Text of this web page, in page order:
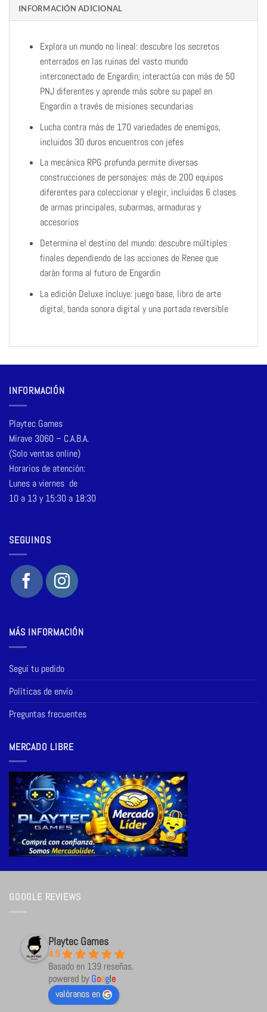
INFORMACIÓN ADICIONAL
Explora un mundo no lineal: descubre los secretos
enterrados en las ruinas del vasto mundo
interconectado de Engardin; interactúa con más de 50
PNJ diferentes y aprende más sobre su papel en
Engardin a través de misiones secundarias
Lucha contra más de 170 variedades de enemigos,
incluidos 30 duros encuentros con jefes
La mecánica RPG profunda permite diversas
construcciones de personajes: más de 200 equipos
diferentes para coleccionar y elegir, incluidas 6 clases
de armas principales, subarmas, armaduras y
accesorios
Determina el destino del mundo: descubre múltiples
finales dependiendo de las acciones de Renee que
darán forma al futuro de Engardin
La edición Deluxe incluye: juego base, libro de arte
digital, banda sonora digital y una portada reversible
INFORMACIÓN
Playtec Games
Mirave 3060 – C.A.B.A.
(Solo ventas online)
Horarios de atención:
Lunes a viernes de
10 a 13 y 15:30 a 18:30
SEGUINOS
MÁS INFORMACIÓN
Seguí tu pedido
Políticas de envío
Preguntas frecuentes
MERCADO LIBRE
GOOGLE REVIEWS
Playtec Games
4.9
Basado en 139 reseñas.
powered byGoogle
valóranos en